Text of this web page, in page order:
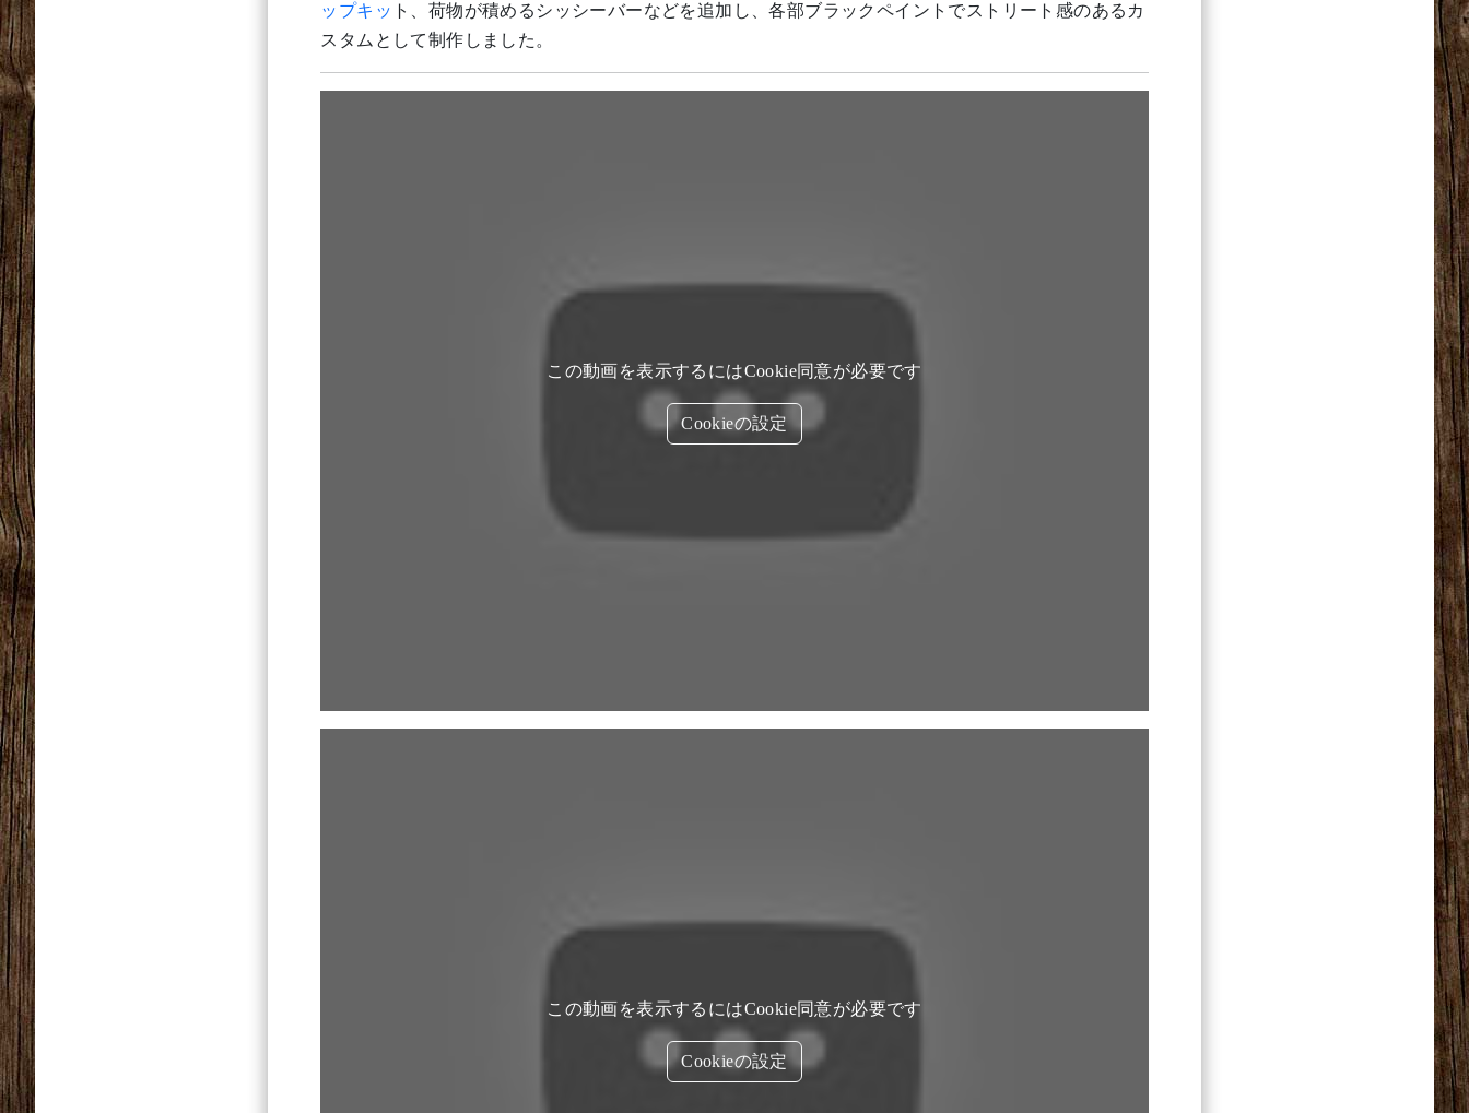
ップキッ ト、荷物が積めるシッシーバーなどを追加し、各部ブラックペイントでストリート感のあるカ
スタムとして制作しました。
この動画を表示するにはCookie同意が必要です
Cookieの設定
この動画を表示するにはCookie同意が必要です
Cookieの設定